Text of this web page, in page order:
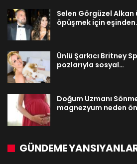
Selen Görgüzel
öpüşmek için
Ünlü Şarkıcı Britney
pozlarıyla sosyal…
Doğum Uzmanı
magnezyum neden
GÜNDEME